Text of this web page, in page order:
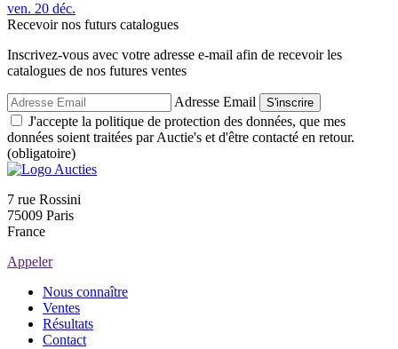
ven. 20 déc.
Recevoir nos futurs catalogues
Inscrivez-vous avec votre adresse e-mail afin de recevoir les
catalogues de nos futures ventes
Adresse Email S'inscrire
J'accepte la politique de protection des données, que mes
données soient traitées par Auctie's et d'être contacté en retour.
(obligatoire)
7 rue Rossini
75009 Paris
France
Appeler
Nous connaître
Ventes
Résultats
Contact